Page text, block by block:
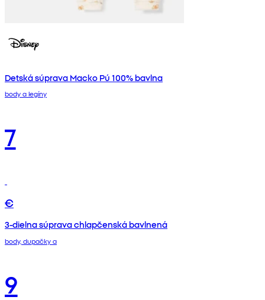
Detská súprava Macko Pú 100% bavlna
body a legíny
7
€
3-dielna súprava chlapčenská bavlnená
body, dupačky a
9